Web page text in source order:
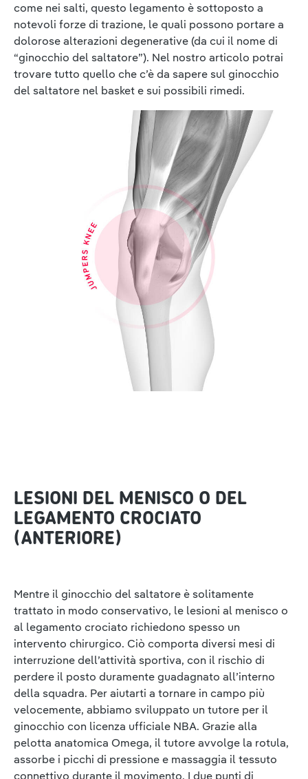
come nei salti, questo legamento è sottoposto a
notevoli forze di trazione, le quali possono portare a
dolorose alterazioni degenerative (da cui il nome di
“ginocchio del saltatore”). Nel nostro articolo potrai
trovare tutto quello che c’è da sapere sul ginocchio
del saltatore nel basket e sui possibili rimedi.
LESIONI DEL MENISCO O DEL
LEGAMENTO CROCIATO
(ANTERIORE)
Mentre il ginocchio del saltatore è solitamente
trattato in modo conservativo, le lesioni al menisco o
al legamento crociato richiedono spesso un
intervento chirurgico. Ciò comporta diversi mesi di
interruzione dell’attività sportiva, con il rischio di
perdere il posto duramente guadagnato all’interno
della squadra. Per aiutarti a tornare in campo più
velocemente, abbiamo sviluppato un tutore per il
ginocchio con licenza ufficiale NBA. Grazie alla
pelotta anatomica Omega, il tutore avvolge la rotula,
assorbe i picchi di pressione e massaggia il tessuto
connettivo durante il movimento. I due punti di